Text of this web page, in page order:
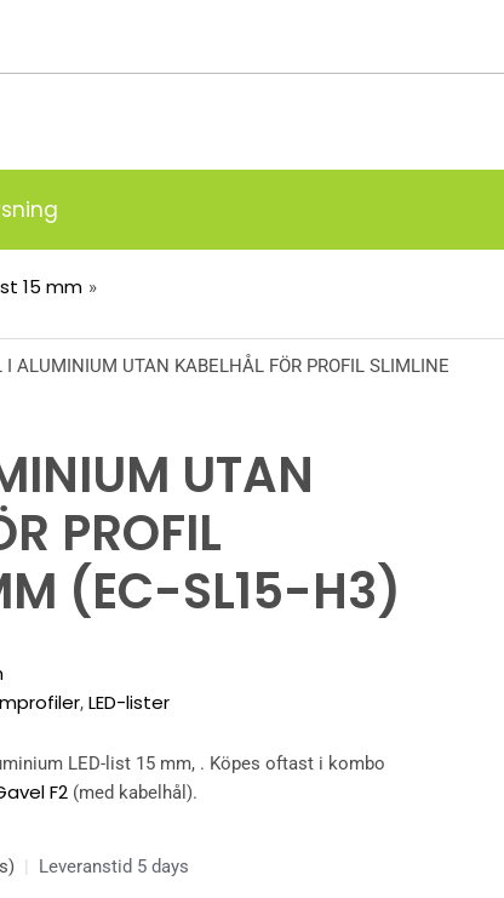
15 mm
I ALUMINIUM UTAN KABELHÅL FÖR PROFIL SLIMLINE
UTAN
PROFIL
(EC-SL15-H3)
, LED-lister
LED-list 15 mm, . Köpes oftast i kombo
F2 (med kabelhål).
| Leveranstid 5 days